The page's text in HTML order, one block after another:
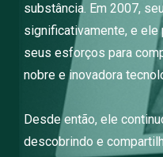
substância. Em 2007,
significativamente, e
seus esforços para
nobre e inovadora
Desde então, ele
descobrindo e